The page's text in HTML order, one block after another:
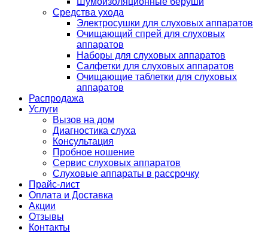
Средства ухода
Электросушки для слуховых аппаратов
Очищающий спрей для слуховых
аппаратов
Наборы для слуховых аппаратов
Салфетки для слуховых аппаратов
Очищающие таблетки для слуховых
аппаратов
Распродажа
Услуги
Вызов на дом
Диагностика слуха
Консультация
Пробное ношение
Сервис слуховых аппаратов
Слуховые аппараты в рассрочку
Прайс-лист
Оплата и Доставка
Акции
Отзывы
Контакты